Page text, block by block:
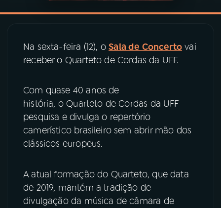
08PRÊMIO RÁDIO MEC
ACOMPANHE A RÁDIO MEC
YouTube Facebook
Instagram X
Na sexta-feira (12), oSala de Concerto vai
receber o Quarteto de Cordas da UFF.
Com quase 40 anos de
história, o Quarteto de Cordas da UFF
pesquisa e divulga o repertório
camerístico brasileiro sem abrir mão dos
clássicos europeus.
A atual formação do Quarteto, que data
de 2019, mantém a tradição de
divulgação da música de câmara de